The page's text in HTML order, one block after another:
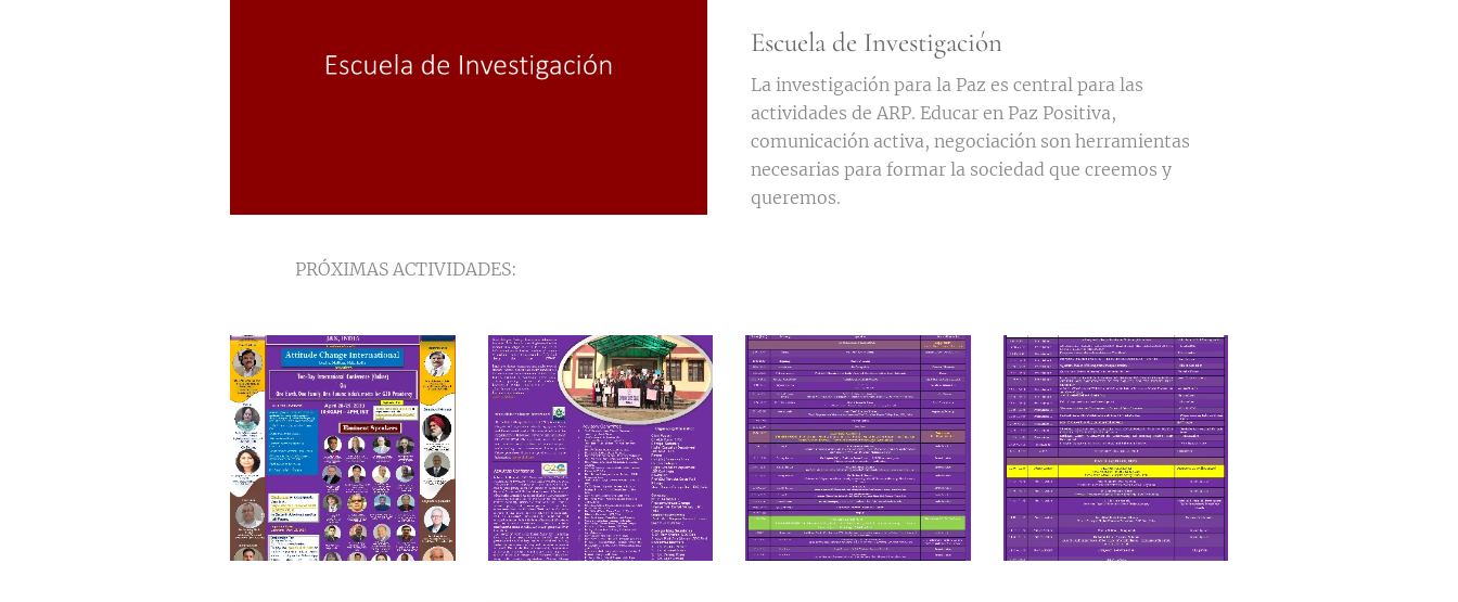
Escuela de Investigación
La investigación para la Paz es central para las
actividades de ARP. Educar en Paz Positiva,
comunicación activa, negociación son herramientas
necesarias para formar la sociedad que creemos y
queremos.
PRÓXIMAS ACTIVIDADES: